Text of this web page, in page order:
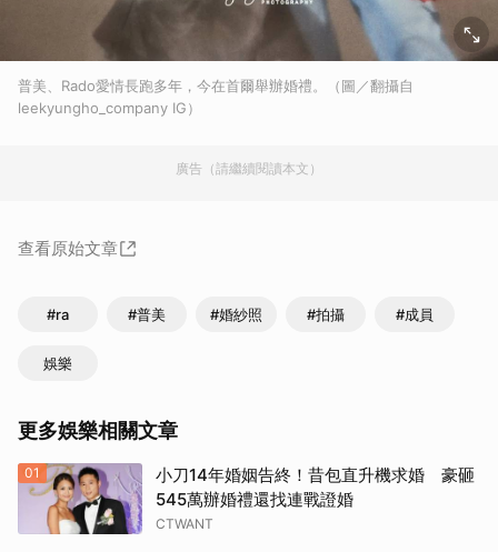
普美、Rado愛情長跑多年，今在首爾舉辦婚禮。（圖／翻攝自
leekyungho_company IG）
廣告（請繼續閱讀本文）
查看原始文章
#ra #普美 #婚紗照 #拍攝 #成員
娛樂
更多娛樂相關文章
01
小刀14年婚姻告終！昔包直升機求婚 豪砸
545萬辦婚禮還找連戰證婚
CTWANT